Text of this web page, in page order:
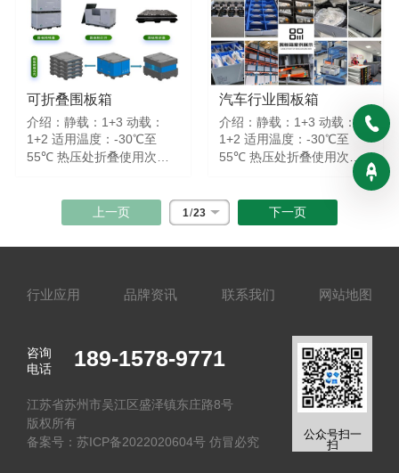
可折叠围板箱
介绍：静载：1+3 动载：
1+2 适用温度：-30℃至
55℃ 热压处折叠使用次
汽车行业围板箱
介绍：静载：1+3 动载：
1+2 适用温度：-30℃至
55℃ 热压处折叠使用次
上一页 1/23 下一页
行业应用 品牌资讯 联系我们 网站地图
咨询
电话
189-1578-9771
江苏省苏州市吴江区盛泽镇东庄路8号
版权所有
备案号： 苏ICP备2022020604号 仿冒必究
公众号扫一
扫